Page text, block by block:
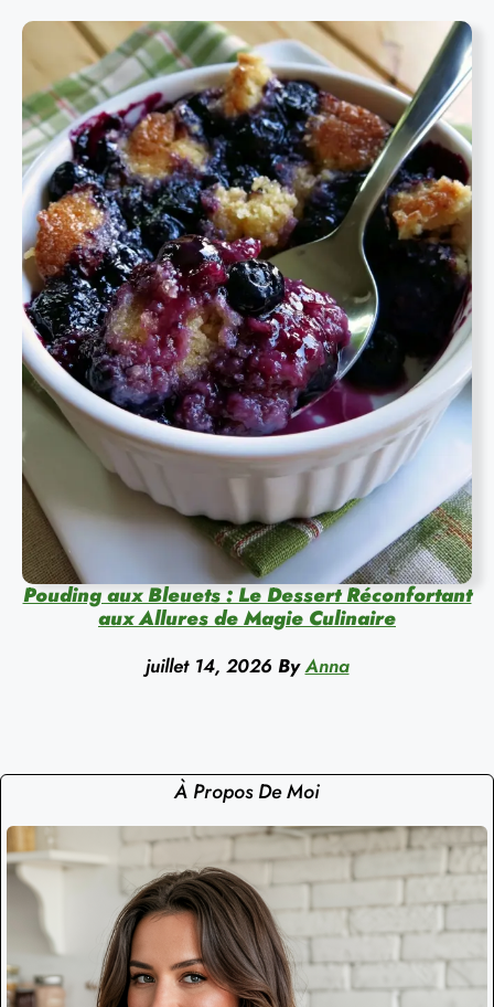
Pouding aux Bleuets : Le Dessert Réconfortant
aux Allures de Magie Culinaire
juillet 14, 2026 By Anna
À Propos De Moi